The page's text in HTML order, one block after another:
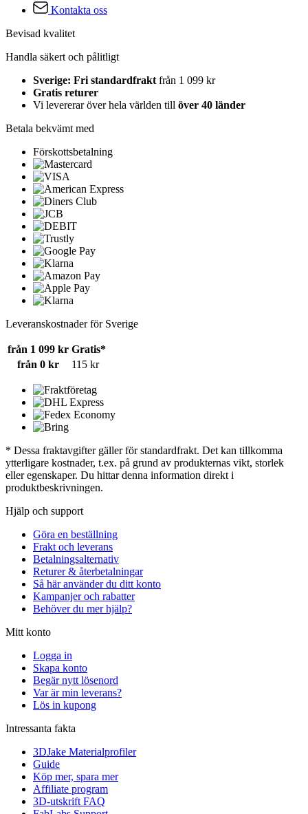
Kontakta oss
Bevisad kvalitet
Handla säkert och pålitligt
Sverige: Fri standardfrakt från 1 099 kr
Gratis returer
Vi levererar över hela världen till över 40 länder
Betala bekvämt med
Förskottsbetalning
Leveranskostnader för Sverige
från 1 099 kr Gratis*
från 0 kr
115 kr
* Dessa fraktavgifter gäller för standardfrakt. Det kan tillkomma
ytterligare kostnader, t.ex. på grund av produkternas vikt, storlek
eller egenskaper. Du hittar denna information direkt i
produktbeskrivningen.
Hjälp och support
Göra en beställning
Frakt och leverans
Betalningsalternativ
Returer & återbetalningar
Så här använder du ditt konto
Kampanjer och rabatter
Behöver du mer hjälp?
Mitt konto
Logga in
Skapa konto
Begär nytt lösenord
Var är min leverans?
Lös in kupong
Intressanta fakta
3DJake Materialprofiler
Guide
Köp mer, spara mer
Affiliate program
3D-utskrift FAQ